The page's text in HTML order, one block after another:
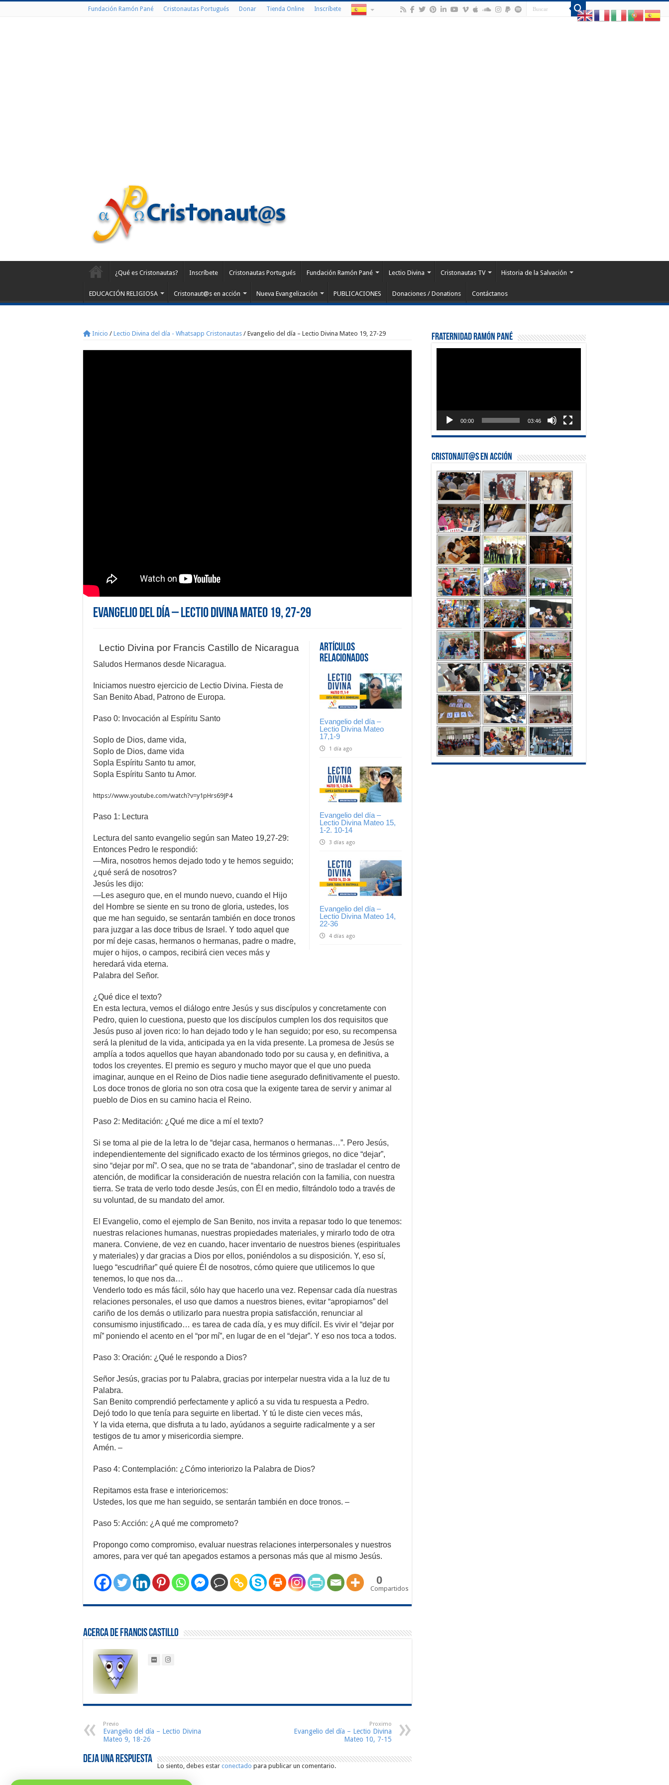
Fundación Ramón Pané Cristonautas Portugués Donar Tienda Online Inscríbete
¿Qué es Cristonautas? Inscríbete Cristonautas Portugués Fundación Ramón Pané Lectio Divina Cristonautas TV Historia de la Salvación
EDUCACIÓN RELIGIOSA Cristonaut@s en acción Nueva Evangelización PUBLICACIONES Donaciones / Donations Contáctanos
Inicio / Lectio Divina del día - Whatsapp Cristonautas / Evangelio del día – Lectio Divina Mateo 19, 27-29
Evangelio del día – Lectio Divina Mateo 19, 27-29
Artículos
Relacionados
Evangelio del día –
Lectio Divina Mateo
17,1-9
1 día ago
Evangelio del día –
Lectio Divina Mateo 15,
1-2. 10-14
3 días ago
Evangelio del día –
Lectio Divina Mateo 14,
22-36
4 días ago
Lectio Divina por Francis Castillo de Nicaragua
Saludos Hermanos desde Nicaragua.
Iniciamos nuestro ejercicio de Lectio Divina. Fiesta de
San Benito Abad, Patrono de Europa.
Paso 0: Invocación al Espíritu Santo
Soplo de Dios, dame vida,
Soplo de Dios, dame vida
Sopla Espíritu Santo tu amor,
Sopla Espíritu Santo tu Amor.
https://www.youtube.com/watch?v=y1pHrs69JP4
Paso 1: Lectura
Lectura del santo evangelio según san Mateo 19,27-29:
Entonces Pedro le respondió:
—Mira, nosotros hemos dejado todo y te hemos seguido;
¿qué será de nosotros?
Jesús les dijo:
—Les aseguro que, en el mundo nuevo, cuando el Hijo
del Hombre se siente en su trono de gloria, ustedes, los
que me han seguido, se sentarán también en doce tronos
para juzgar a las doce tribus de Israel. Y todo aquel que
por mí deje casas, hermanos o hermanas, padre o madre,
mujer o hijos, o campos, recibirá cien veces más y
heredará vida eterna.
Palabra del Señor.
¿Qué dice el texto?
En esta lectura, vemos el diálogo entre Jesús y sus discípulos y concretamente con
Pedro, quien lo cuestiona, puesto que los discípulos cumplen los dos requisitos que
Jesús puso al joven rico: lo han dejado todo y le han seguido; por eso, su recompensa
será la plenitud de la vida, anticipada ya en la vida presente. La promesa de Jesús se
amplía a todos aquellos que hayan abandonado todo por su causa y, en definitiva, a
todos los creyentes. El premio es seguro y mucho mayor que el que uno pueda
imaginar, aunque en el Reino de Dios nadie tiene asegurado definitivamente el puesto.
Los doce tronos de gloria no son otra cosa que la exigente tarea de servir y animar al
pueblo de Dios en su camino hacia el Reino.
Paso 2: Meditación: ¿Qué me dice a mí el texto?
Si se toma al pie de la letra lo de “dejar casa, hermanos o hermanas…”. Pero Jesús,
independientemente del significado exacto de los términos griegos, no dice “dejar”,
sino “dejar por mí”. O sea, que no se trata de “abandonar”, sino de trasladar el centro de
atención, de modificar la consideración de nuestra relación con la familia, con nuestra
tierra. Se trata de verlo todo desde Jesús, con Él en medio, filtrándolo todo a través de
su voluntad, de su mandato del amor.
El Evangelio, como el ejemplo de San Benito, nos invita a repasar todo lo que tenemos:
nuestras relaciones humanas, nuestras propiedades materiales, y mirarlo todo de otra
manera. Conviene, de vez en cuando, hacer inventario de nuestros bienes (espirituales
y materiales) y dar gracias a Dios por ellos, poniéndolos a su disposición. Y, eso sí,
luego “escudriñar” qué quiere Él de nosotros, cómo quiere que utilicemos lo que
tenemos, lo que nos da…
Venderlo todo es más fácil, sólo hay que hacerlo una vez. Repensar cada día nuestras
relaciones personales, el uso que damos a nuestros bienes, evitar “apropiarnos” del
cariño de los demás o utilizarlo para nuestra propia satisfacción, renunciar al
consumismo injustificado… es tarea de cada día, y es muy difícil. Es vivir el “dejar por
mí” poniendo el acento en el “por mí”, en lugar de en el “dejar”. Y eso nos toca a todos.
Paso 3: Oración: ¿Qué le respondo a Dios?
Señor Jesús, gracias por tu Palabra, gracias por interpelar nuestra vida a la luz de tu
Palabra.
San Benito comprendió perfectamente y aplicó a su vida tu respuesta a Pedro.
Dejó todo lo que tenía para seguirte en libertad. Y tú le diste cien veces más,
Y la vida eterna, que disfruta a tu lado, ayúdanos a seguirte radicalmente y a ser
testigos de tu amor y misericordia siempre.
Amén. –
Paso 4: Contemplación: ¿Cómo interiorizo la Palabra de Dios?
Repitamos esta frase e interioricemos:
Ustedes, los que me han seguido, se sentarán también en doce tronos. –
Paso 5: Acción: ¿A qué me comprometo?
Propongo como compromiso, evaluar nuestras relaciones interpersonales y nuestros
amores, para ver qué tan apegados estamos a personas más que al mismo Jesús.
0
Compartidos
Acerca de Francis Castillo
Previo
Evangelio del día – Lectio Divina
Mateo 9, 18-26
Proximo
Evangelio del día – Lectio Divina
Mateo 10, 7-15
Deja una respuesta
Lo siento, debes estar conectado para publicar un comentario.
Fraternidad Ramón Pané
00:00 03:46
Cristonaut@s en Acción